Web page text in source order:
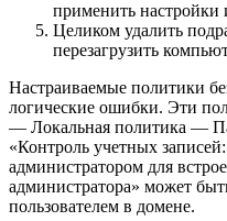
применить настройки
Целиком удалить
перезагрузить
Настраиваемые политики
логические ошибки. Эти
— Локальная политика —
«Контроль учетных
администратором для
администратора» может
пользователем в домене.